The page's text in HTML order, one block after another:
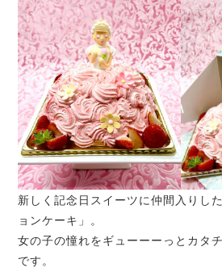
新しく記念日スイーツに仲間入りし
ョンケーキ」。
女の子の憧れをギューーーっとカタ
です。